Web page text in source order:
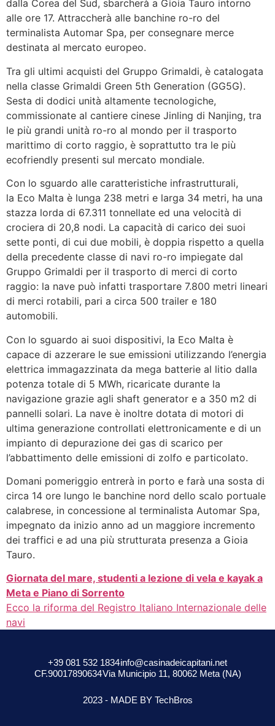
dalla Corea del Sud, sbarcherà a Gioia Tauro intorno
alle ore 17. Attraccherà alle banchine ro-ro del
terminalista Automar Spa, per consegnare merce
destinata al mercato europeo.
Tra gli ultimi acquisti del Gruppo Grimaldi, è catalogata
nella classe Grimaldi Green 5th Generation (GG5G).
Sesta di dodici unità altamente tecnologiche,
commissionate al cantiere cinese Jinling di Nanjing, tra
le più grandi unità ro-ro al mondo per il trasporto
marittimo di corto raggio, è soprattutto tra le più
ecofriendly presenti sul mercato mondiale.
Con lo sguardo alle caratteristiche infrastrutturali,
la Eco Malta è lunga 238 metri e larga 34 metri, ha una
stazza lorda di 67.311 tonnellate ed una velocità di
crociera di 20,8 nodi. La capacità di carico dei suoi
sette ponti, di cui due mobili, è doppia rispetto a quella
della precedente classe di navi ro-ro impiegate dal
Gruppo Grimaldi per il trasporto di merci di corto
raggio: la nave può infatti trasportare 7.800 metri lineari
di merci rotabili, pari a circa 500 trailer e 180
automobili.
Con lo sguardo ai suoi dispositivi, la Eco Malta è
capace di azzerare le sue emissioni utilizzando l’energia
elettrica immagazzinata da mega batterie al litio dalla
potenza totale di 5 MWh, ricaricate durante la
navigazione grazie agli shaft generator e a 350 m2 di
pannelli solari. La nave è inoltre dotata di motori di
ultima generazione controllati elettronicamente e di un
impianto di depurazione dei gas di scarico per
l’abbattimento delle emissioni di zolfo e particolato.
Domani pomeriggio entrerà in porto e farà una sosta di
circa 14 ore lungo le banchine nord dello scalo portuale
calabrese, in concessione al terminalista Automar Spa,
impegnato da inizio anno ad un maggiore incremento
dei traffici e ad una più strutturata presenza a Gioia
Tauro.
Giornata del mare, studenti a lezione di vela e kayak a
Meta e Piano di Sorrento
Ecco la riforma del Registro Italiano Internazionale delle
navi
+39 081 532 1834info@casinadeicapitani.net
CF.90017890634Via Municipio 11, 80062 Meta (NA)
2023 - MADE BY TechBros